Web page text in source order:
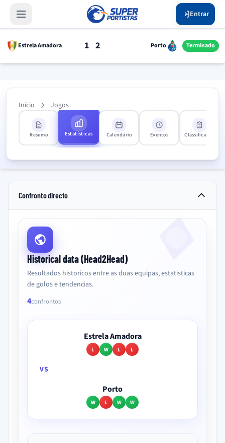
Entrar
Estrela Amadora 1 - 2 Porto Terminado
Início Jogos
Resumo Estatísticas Calendário Eventos Classificação
Confronto directo
Historical data (Head2Head)
Resultados historicos entre as duas equipas, estatisticas
de golos e tendencias.
4confrontos
Estrela Amadora
L W L L
VS
Porto
W L W W